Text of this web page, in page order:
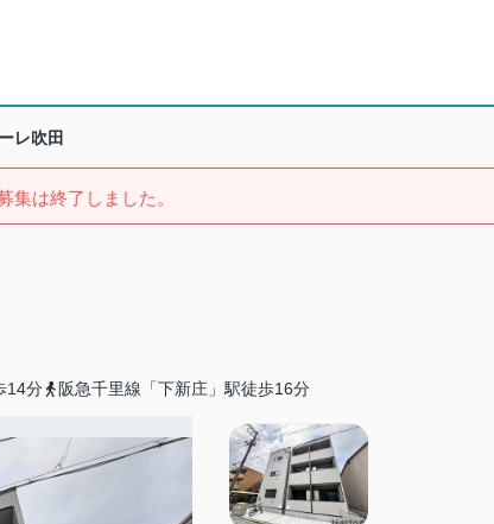
レ吹田
集は終了しました。
14分 阪急千里線「下新庄」駅徒歩16分